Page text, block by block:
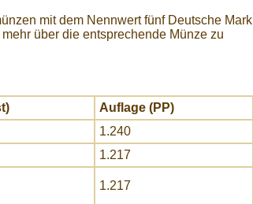
mit dem Nennwert fünf Deutsche Mark
über die entsprechende Münze zu
Auflage (PP)
1.240
1.217
1.217